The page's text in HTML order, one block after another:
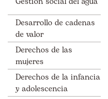
Desarrollo de cadenas
de valor
Derechos de las
mujeres
Derechos de la infancia
y adolescencia